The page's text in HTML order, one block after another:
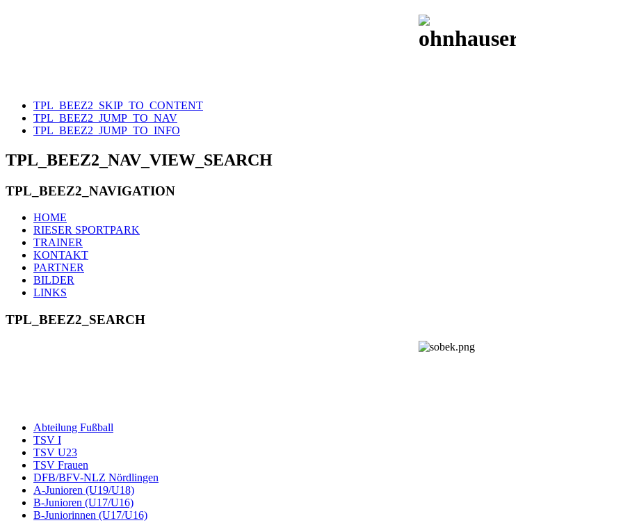
TPL_BEEZ2_SKIP_TO_CONTENT
TPL_BEEZ2_JUMP_TO_NAV
TPL_BEEZ2_JUMP_TO_INFO
TPL_BEEZ2_NAV_VIEW_SEARCH
TPL_BEEZ2_NAVIGATION
HOME
RIESER SPORTPARK
TRAINER
KONTAKT
PARTNER
BILDER
LINKS
TPL_BEEZ2_SEARCH
Abteilung Fußball
TSV I
TSV U23
TSV Frauen
DFB/BFV-NLZ Nördlingen
A-Junioren (U19/U18)
B-Junioren (U17/U16)
B-Juniorinnen (U17/U16)